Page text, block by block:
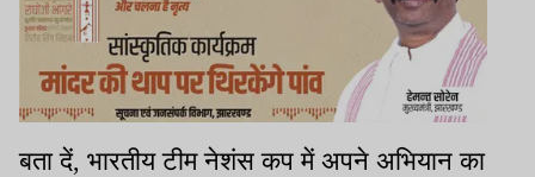
बता दें, भारतीय टीम नेशंस कप में अपने अभियान का